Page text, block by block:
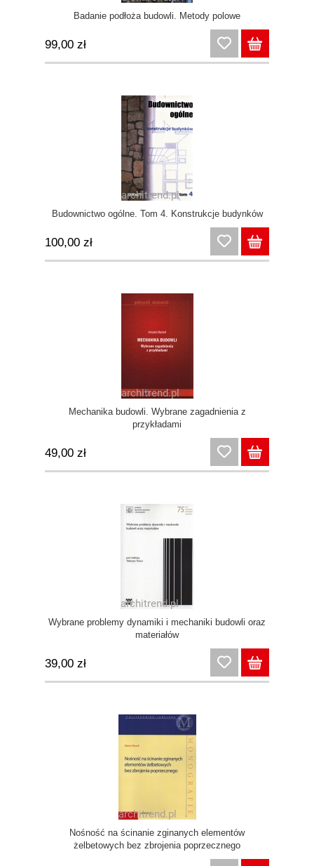
Badanie podłoża budowli. Metody polowe
99,00 zł
Budownictwo ogólne. Tom 4. Konstrukcje budynków
100,00 zł
Mechanika budowli. Wybrane zagadnienia z
przykładami
49,00 zł
Wybrane problemy dynamiki i mechaniki budowli oraz
materiałów
39,00 zł
Nośność na ścinanie zginanych elementów
żelbetowych bez zbrojenia poprzecznego